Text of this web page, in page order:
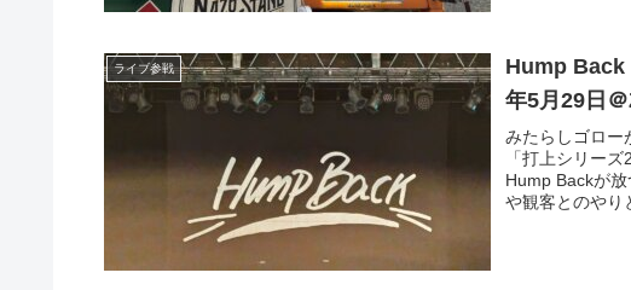
ライブ参戦
Hump Back
年5月29日
みたらしゴロー
「打上シリー
Hump Backが
や観客とのやり